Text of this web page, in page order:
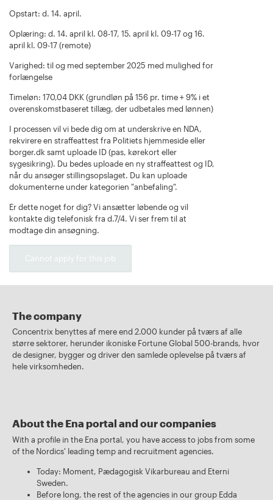
Opstart: d. 14. april.
Oplæring: d. 14. april kl. 08-17, 15. april kl. 09-17 og 16.
april kl. 09-17 (remote)
Varighed: til og med september 2025 med mulighed for
forlængelse
Timeløn: 170,04 DKK (grundløn på 156 pr. time + 9% i et
overenskomstbaseret tillæg, der udbetales med lønnen)
I processen vil vi bede dig om at underskrive en NDA,
rekvirere en straffeattest fra Politiets hjemmeside eller
borger.dk samt uploade ID (pas, kørekort eller
sygesikring). Du bedes uploade en ny straffeattest og ID,
når du ansøger stillingsopslaget. Du kan uploade
dokumenterne under kategorien "anbefaling".
Er dette noget for dig? Vi ansætter løbende og vil
kontakte dig telefonisk fra d.7/4. Vi ser frem til at
modtage din ansøgning.
Cannot apply for this job
The company
Concentrix benyttes af mere end 2.000 kunder på tværs af alle
større sektorer, herunder ikoniske Fortune Global 500-brands, hvor
de designer, bygger og driver den samlede oplevelse på tværs af
hele virksomheden.
About the Ena portal and our companies
With a profile in the Ena portal, you have access to jobs from some
of the Nordics' leading temp and recruitment agencies.
Today: Moment, Pædagogisk Vikarbureau and Eterni
Sweden.
Before long, the rest of the agencies in our group Edda